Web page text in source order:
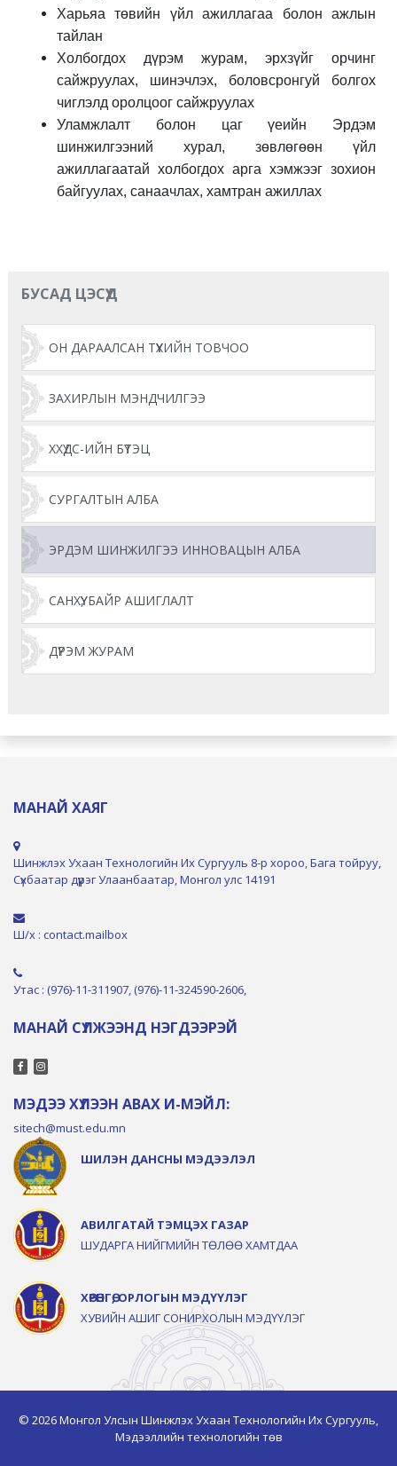
Харьяа төвийн үйл ажиллагаа болон ажлын
тайлан
Холбогдох дүрэм журам, эрхзүйг орчинг
сайжруулах, шинэчлэх, боловсронгуй болгох
чиглэлд оролцоог сайжруулах
Уламжлалт болон цаг үеийн Эрдэм
шинжилгээний хурал, зөвлөгөөн үйл
ажиллагаатай холбогдох арга хэмжээг зохион
байгуулах, санаачлах, хамтран ажиллах
БУСАД ЦЭСҮҮД
ОН ДАРААЛСАН ТҮҮХИЙН ТОВЧОО
ЗАХИРЛЫН МЭНДЧИЛГЭЭ
ХХҮДС-ИЙН БҮТЭЦ
СУРГАЛТЫН АЛБА
ЭРДЭМ ШИНЖИЛГЭЭ ИННОВАЦЫН АЛБА
САНХҮҮ, БАЙР АШИГЛАЛТ
ДҮРЭМ ЖУРАМ
МАНАЙ ХАЯГ
Шинжлэх Ухаан Технологийн Их Сургууль 8-р хороо, Бага тойруу,
Сүхбаатар дүүрэг Улаанбаатар, Монгол улс 14191
Ш/х : contact.mailbox
Утас : (976)-11-311907, (976)-11-324590-2606,
МАНАЙ СҮЛЖЭЭНД НЭГДЭЭРЭЙ
МЭДЭЭ ХҮЛЭЭН АВАХ И-МЭЙЛ:
sitech@must.edu.mn
ШИЛЭН ДАНСНЫ МЭДЭЭЛЭЛ
АВИЛГАТАЙ ТЭМЦЭХ ГАЗАР
ШУДАРГА НИЙГМИЙН ТӨЛӨӨ ХАМТДАА
ХӨРӨНГӨ, ОРЛОГЫН МЭДҮҮЛЭГ
ХУВИЙН АШИГ СОНИРХОЛЫН МЭДҮҮЛЭГ
© 2026 Монгол Улсын Шинжлэх Ухаан Технологийн Их Сургууль,
Мэдээллийн технологийн төв